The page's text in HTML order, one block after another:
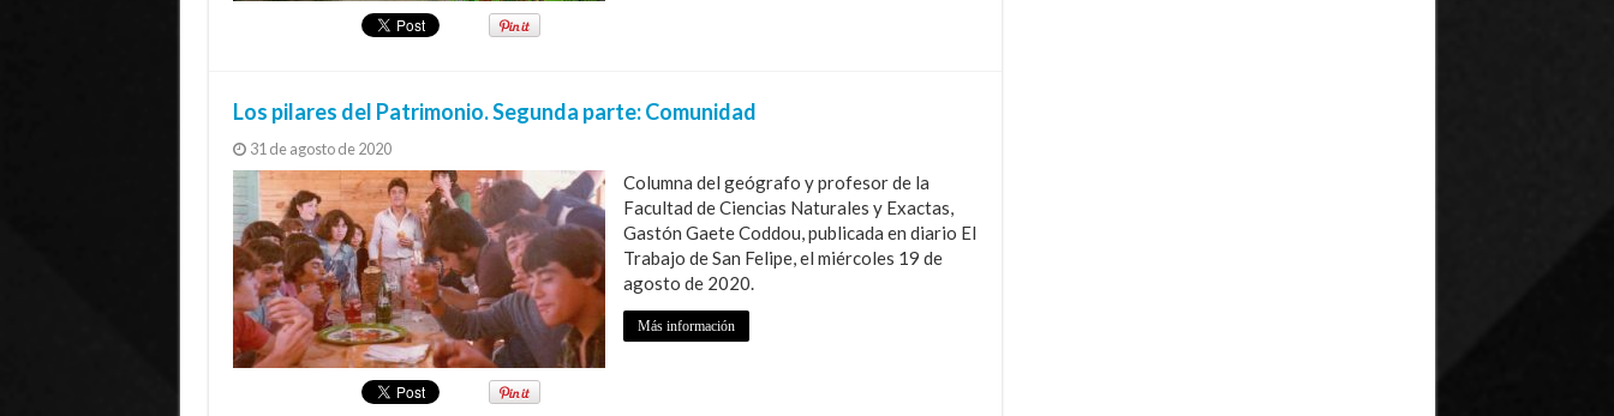
Los pilares del Patrimonio. Segunda parte: Comunidad
31 de agosto de 2020
Columna del geógrafo y profesor de la
Facultad de Ciencias Naturales y Exactas,
Gastón Gaete Coddou, publicada en diario El
Trabajo de San Felipe, el miércoles 19 de
agosto de 2020.
Más información